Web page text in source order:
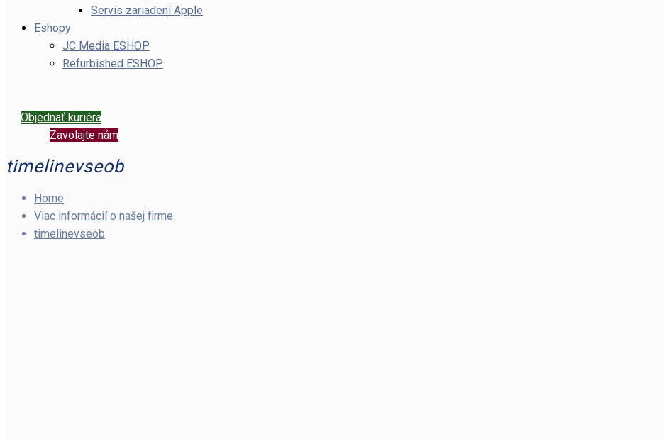
Servis zariadení Apple
Eshopy
JC Media ESHOP
Refurbished ESHOP
Objednať kuriéra
Zavolajte nám
timelinevseob
Home
Viac informácií o našej firme
timelinevseob